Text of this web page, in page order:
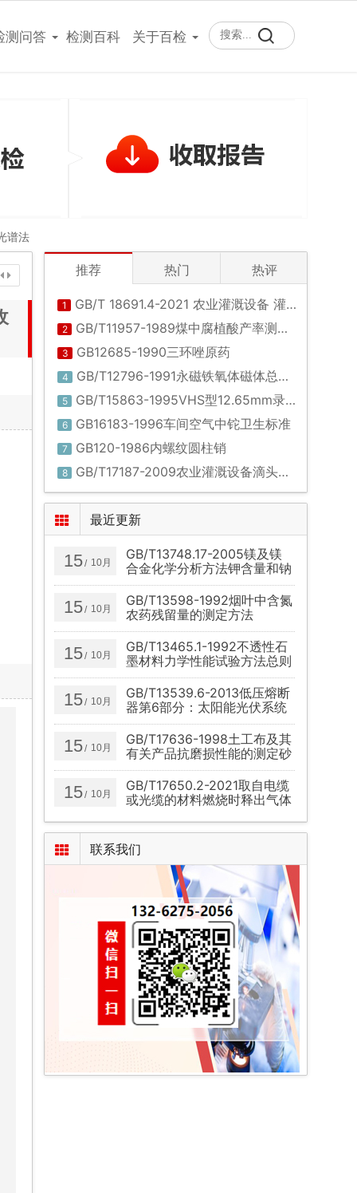
测问答 检测百科 关于百检
谱法
推荐 热门 热评
1 GB/T 18691.4-2021 农业灌溉设备 灌溉阀 第4部分：进排气阀
2 GB/T11957-1989煤中腐植酸产率测定方法
3 GB12685-1990三环唑原药
4 GB/T12796-1991永磁铁氧体磁体总规范(可供认证用)
5 GB/T15863-1995VHS型12.65mm录像机校准带
6 GB16183-1996车间空气中铊卫生标准
7 GB120-1986内螺纹圆柱销
8 GB/T17187-2009农业灌溉设备滴头和滴灌管技术规范和试验方法
最近更新
15/ 10月
GB/T13748.17-2005镁及镁
合金化学分析方法钾含量和钠
含量的测定火焰原子吸收光谱
法
15/ 10月
GB/T13598-1992烟叶中含氮
农药残留量的测定方法
15/ 10月
GB/T13465.1-1992不透性石
墨材料力学性能试验方法总则
15/ 10月
GB/T13539.6-2013低压熔断
器第6部分：太阳能光伏系统
保护用熔断体的补充要求
15/ 10月
GB/T17636-1998土工布及其
有关产品抗磨损性能的测定砂
布/滑块法
15/ 10月
GB/T17650.2-2021取自电缆
或光缆的材料燃烧时释出气体
（用pH测量）和电导率的测
定
联系我们